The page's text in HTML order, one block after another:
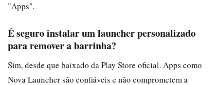
"Apps".
É seguro instalar um launcher personalizado
para remover a barrinha?
Sim, desde que baixado da Play Store oficial. Apps como
Nova Launcher são confiáveis e não comprometem a